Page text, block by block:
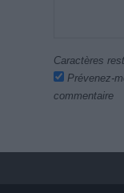
Caractères
Prévenez-
commentaire